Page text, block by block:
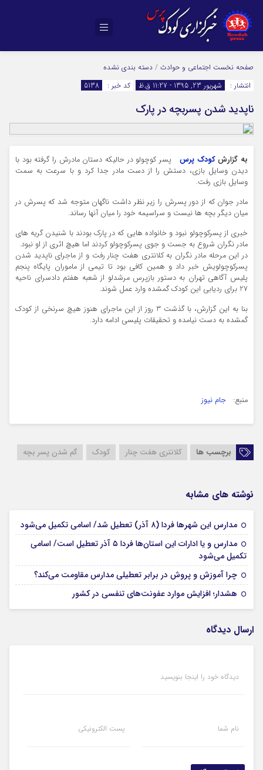
صفحه نخست اجتماعی و حوادث / دسته بندی نشده
انتشار :
شهریور 23, 1395 - 11:27 ق.ظ کد خبر : 5138
ناپدید شدن پسربچه در پارک
به گزارشکودک پرس
پسر کوچولو در حالیکه دستان مادرش را گرفته بود با
دیدن وسایل بازی، دستش را از دست مادر جدا کرد و با سرعت به سمت
وسایل بازی رفت.
مادر جوان که از دور پسرش را زیر نظر داشت ناگهان متوجه شد که پسرش در
میان دیگر بچه ها نیست و سراسیمه خود را میان آنها رساند.
خبری از پسرکوچولو نبود و خانواده هایی که در پارک بودند با شنیدن گریه های
مادر نگران شروع به جست و جوی پسرکوچولو کردند اما هیچ اثری از او نبود.
در این مرحله مادر نگران به کلانتری هفت چنار رفت و از ماجرای ناپدید شدن
پسرکوچولویش خبر داد و همین کافی بود تا تیمی از ماموران پایگاه پنجم
پلیس آگاهی تهران به دستور بازپرس مرشدلو از شعبه هفتم دادسرای ناحیه
27 برای ردیابی این کودک گمشده وارد عمل شوند.
بنا به این گزارش، با گذشت 3 روز از این ماجرای هنوز هیچ سرنخی از کودک
گمشده به دست نیامده و تحقیقات پلیسی ادامه دارد.
منبع: جام نیوز
برچسب ها کلانتری هفت چنار کودک گم شدن پسر بچه
نوشته های مشابه
مدارس این شهرها فردا (۸ آذر) تعطیل شد/ اسامی تکمیل می‌شود
مدارس و یا ادارات این استان‌ها فردا ۵ آذر تعطیل است/ اسامی
تکمیل می‌شود
چرا آموزش و پروش در برابر تعطیلی مدارس مقاومت می‌کند؟
هشدار؛ افزایش موارد عفونت‌های تنفسی در کشور
ارسال دیدگاه
دیدگاه خود را اینجا بنویسید
نام شما پست الکترونیکی